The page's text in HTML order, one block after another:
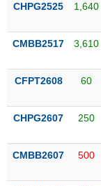
CHPG2525 1,640
CMBB2517 3,610
CFPT2608 60
CHPG2607 250
CMBB2607 500
TIÊU
THIẾT
CHĂM
SỨC